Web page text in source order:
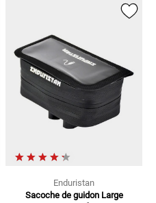
Enduristan
Sacoche de guidon Large